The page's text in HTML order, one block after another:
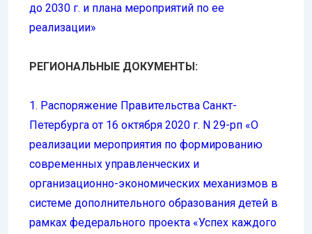
до 2030 г. и плана мероприятий по ее
реализации»
РЕГИОНАЛЬНЫЕ ДОКУМЕНТЫ:
1. Распоряжение Правительства Санкт-
Петербурга от 16 октября 2020 г. N 29-рп «О
реализации мероприятия по формированию
современных управленческих и
организационно-экономических механизмов в
системе дополнительного образования детей в
рамках федерального проекта «Успех каждого